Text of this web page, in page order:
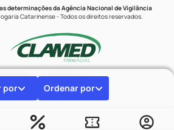
por Ordenar por
determinações da Agência Nacional de Vigilância
Catarinense - Todos os direitos reservados.
by Developed by